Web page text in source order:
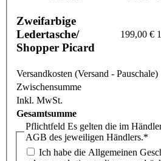
Versandkosten (Versand - Pauschale)
Zwischensumme
Inkl. MwSt.
Gesamtsumme
Zweifarbige
Ledertasche/
Shopper Picard
199,00 € 1
Pflichtfeld Es gelten die im
AGB des jeweiligen Händlers.*
Ich habe die Allgemeinen